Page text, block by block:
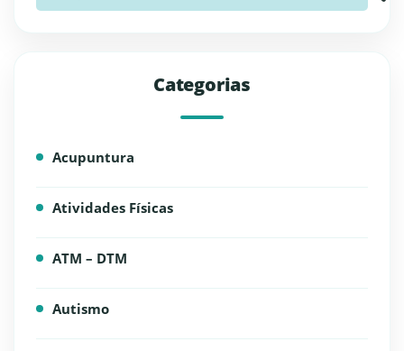
Categorias
Acupuntura
Atividades Físicas
ATM – DTM
Autismo